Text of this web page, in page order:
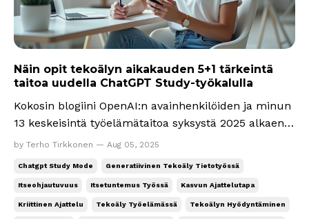
Näin opit tekoälyn aikakauden 5+1 tärkeintä
taitoa uudella ChatGPT Study-työkalulla
Kokosin blogiini OpenAI:n avainhenkilöiden ja minun
13 keskeisintä työelämätaitoa syksystä 2025 alkaen.
Tähän kirjeeseen tiivistin taidot 5+1 listaksi ja lopuksi
kirjoittanut samoista taitovaatimuksista ...
by Terho Tirkkonen — Aug 05, 2025
Chatgpt Study Mode Generatiivinen Tekoäly Tietotyössä
Itseohjautuvuus Itsetuntemus Työssä Kasvun Ajattelutapa
Kriittinen Ajattelu Tekoäly Työelämässä Tekoälyn Hyödyntäminen